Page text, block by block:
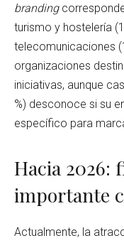
branding
turismo y hostelería
telecomunicaciones
organizaciones
iniciativas, aunque
%) desconoce si su
específico para
Hacia 2026:
importante
Actualmente, la